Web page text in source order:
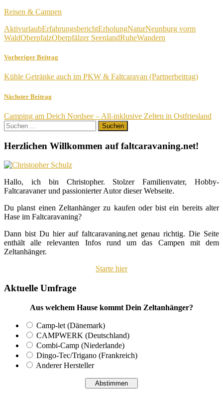
Reisen & Campen
AktivurlaubErfahrungsberichtErholungNaturNeunburg vorm
WaldOberpfalzOberpfälzer SeenlandRuheWandern
Vorheriger Beitrag
Kühle Getränke auch im PKW & Faltcaravan (Partnerbeitrag)
Nächster Beitrag
Camping am Deich Nordsee – All-inklusive Zelten in Ostfriesland
Suchen
nach:
Herzlichen Willkommen auf faltcaravaning.net!
Hallo, ich bin Christopher. Stolzer Familienvater, Hobby-
Faltcaravaner und passionierter Autor dieser Webseite.
Du planst einen Zeltanhänger zu kaufen oder bist ein bereits alter
Hase im Faltcaravaning?
Dann bist Du hier auf faltcaravaning.net genau richtig. Die Seite
enthält alle relevanten Infos rund um das Campen mit dem
Zeltanhänger.
Starte hier
Aktuelle Umfrage
Aus welchem Hause kommt Dein Zeltanhänger?
Camp-let (Dänemark)
CAMPWERK (Deutschland)
Combi-Camp (Niederlande)
Dingo-Tec/Trigano (Frankreich)
Anderer Hersteller